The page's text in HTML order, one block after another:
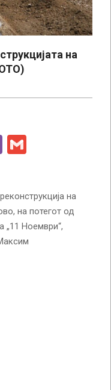
на
Viber
на
на потегот од
„11 Ноември“,